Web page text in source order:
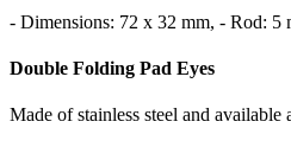
- Dimensions: 72 x 32 mm, - Rod: 5
Double Folding Pad Eyes
Made of stainless steel and available